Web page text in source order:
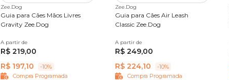
Zee.Dog
Guia para Cães Mãos Livres
Gravity Zee.Dog
Único
A partir de
R$ 219,00
R$ 197,10
-10%
Compra Programada
Zee.Dog
Guia para Cães Air Leash
Classic Zee.Dog
Único
A partir de
R$ 249,00
R$ 224,10
-10%
Compra Programada